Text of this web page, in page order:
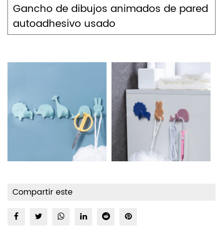
Gancho de dibujos animados de pared
autoadhesivo usado
Compartir este